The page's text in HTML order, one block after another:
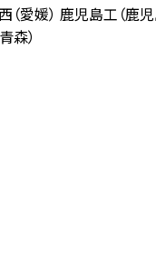
愛媛） 鹿児島工（鹿
森）